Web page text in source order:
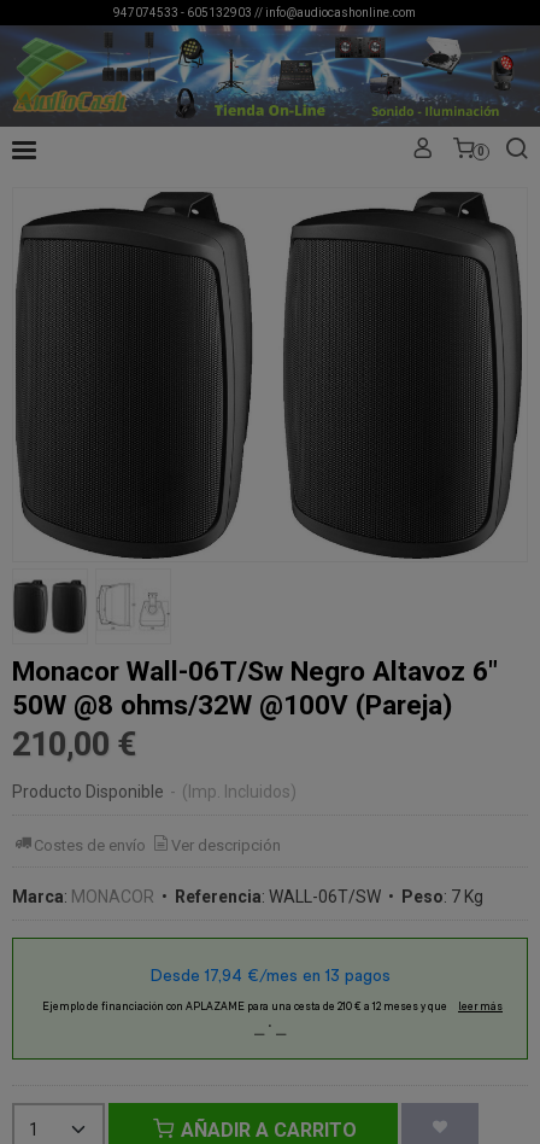
947074533 - 605132903 // info@audiocashonline.com
0
Monacor Wall-06T/Sw Negro Altavoz 6"
50W @8 ohms/32W @100V (Pareja)
210,00 €
Producto Disponible - (Imp. Incluidos)
Costes de envío Ver descripción
Marca: MONACOR • Referencia: WALL-06T/SW • Peso: 7 Kg
AÑADIR A CARRITO